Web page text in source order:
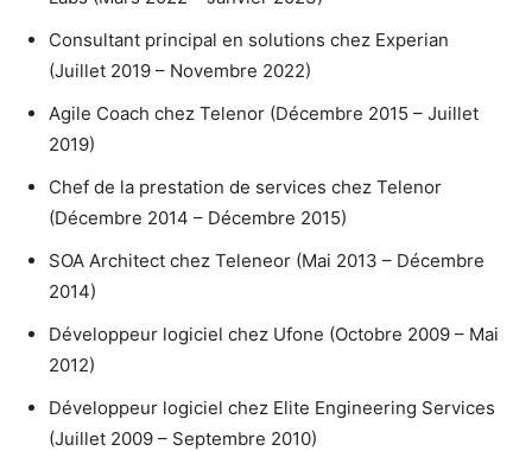
Consultant principal en solutions chez Experian
(Juillet 2019 – Novembre 2022)
Agile Coach chez Telenor (Décembre 2015 – Juillet
2019)
Chef de la prestation de services chez Telenor
(Décembre 2014 – Décembre 2015)
SOA Architect chez Teleneor (Mai 2013 – Décembre
2014)
Développeur logiciel chez Ufone (Octobre 2009 – Mai
2012)
Développeur logiciel chez Elite Engineering Services
(Juillet 2009 – Septembre 2010)